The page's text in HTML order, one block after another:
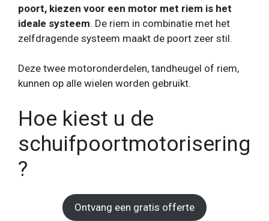
poort, kiezen voor een motor met riem is het
ideale systeem. De riem in combinatie met het
zelfdragende systeem maakt de poort zeer stil.
Deze twee motoronderdelen, tandheugel of riem,
kunnen op alle wielen worden gebruikt.
Hoe kiest u de
schuifpoortmotorisering
?
Ontvang een gratis offerte